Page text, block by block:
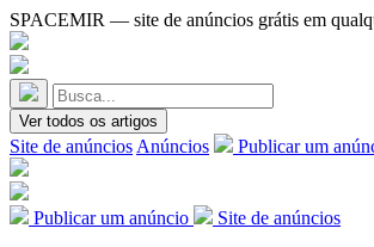
SPACEMIR — site de anúncios grátis em
Ver todos os artigos
Site de anúncios Anúncios Publicar um
Publicar um anúncio
Site de anúncios